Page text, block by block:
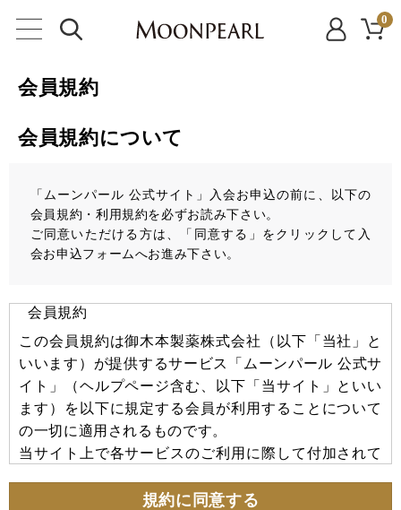
0
会員規約
会員規約について
「ムーンパール 公式サイト」入会お申込の前に、以下の
会員規約・利用規約を必ずお読み下さい。
ご同意いただける方は、「同意する」をクリックして入
会お申込フォームへお進み下さい。
会員規約
この会員規約は御木本製薬株式会社（以下「当社」と
いいます）が提供するサービス「ムーンパール 公式サ
イト」（ヘルプページ含む、以下「当サイト」といい
ます）を以下に規定する会員が利用することについて
の一切に適用されるものです。
当サイト上で各サービスのご利用に際して付加されて
すべてを含めたものが利用規約となっております。
規約に同意する